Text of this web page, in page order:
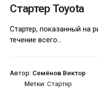
Стартер Toyota
Стартер, показанный на
течение всего...
Автор: Семёнов Виктор
Метки: Стартер